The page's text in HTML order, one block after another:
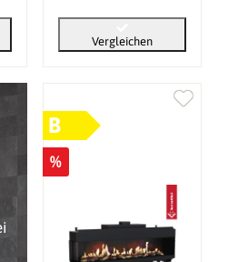
Vergleichen
B
%